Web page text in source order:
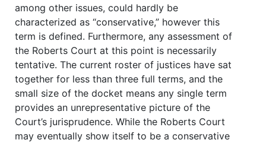
among other issues, could hardly be
characterized as “conservative,” however this
term is defined. Furthermore, any assessment of
the Roberts Court at this point is necessarily
tentative. The current roster of justices have sat
together for less than three full terms, and the
small size of the docket means any single term
provides an unrepresentative picture of the
Court’s jurisprudence. While the Roberts Court
may eventually show itself to be a conservative